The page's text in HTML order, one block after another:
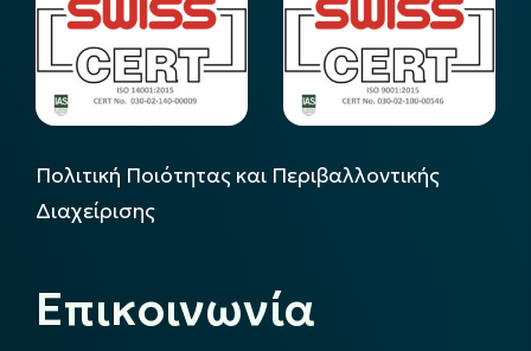
Πολιτική Ποιότητας και Περιβαλλοντικής
Διαχείρισης
Επικοινωνία